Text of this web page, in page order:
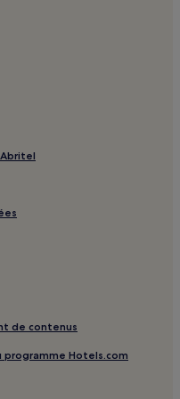
gratuit
déjeuner gratuit
de contenus
programme Hotels.com